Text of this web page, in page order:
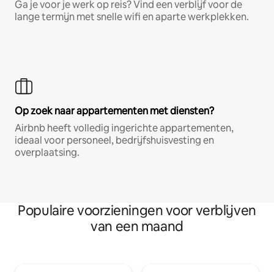
Ga je voor je werk op reis? Vind een verblijf voor de
lange termijn met snelle wifi en aparte werkplekken.
Op zoek naar appartementen met diensten?
Airbnb heeft volledig ingerichte appartementen,
ideaal voor personeel, bedrijfshuisvesting en
overplaatsing.
Populaire voorzieningen voor verblijven
van een maand